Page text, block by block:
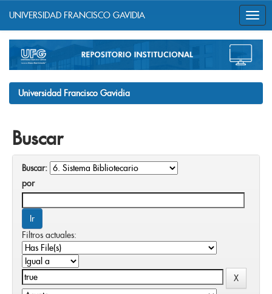
navigation
UNIVERSIDAD FRANCISCO GAVIDIA
Universidad Francisco Gavidia
Buscar
Buscar:
por
Filtros actuales: